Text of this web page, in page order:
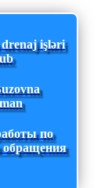
işləri
по
обращения